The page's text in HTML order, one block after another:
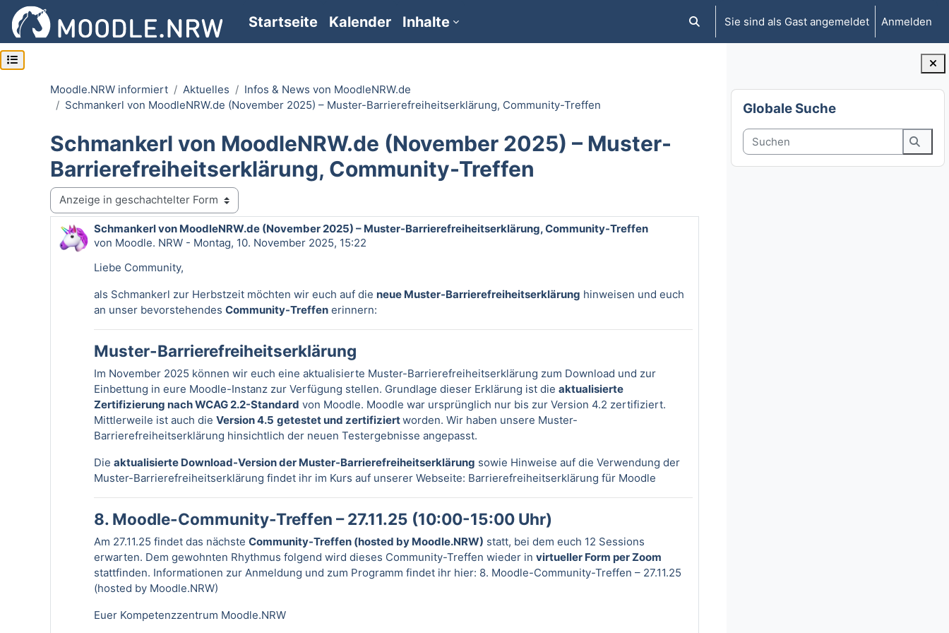
Zum Hauptinhalt
Startseite Kalender Inhalte Sucheingabe umschalten
Sie sind als Gast angemeldet Anmelden
Blöcke
Globale Suche überspringen
Globale Suche
Suchen
Kursindex öffnen
Moodle.NRW informiert Aktuelles
Infos & News von MoodleNRW.de
Schmankerl von MoodleNRW.de (November 2025) – Muster-Barrierefreiheitserklärung, Community-Treffen
Schmankerl von MoodleNRW.de (November 2025) – Muster-
Barrierefreiheitserklärung, Community-Treffen
Anzeigemodus
Schmankerl von MoodleNRW.de (November 2025) – Muster-Barrierefreiheitserklärung, Community-Treffen
von Moodle. NRW - Montag, 10. November 2025, 15:22
Anzahl Antworten: 0
Liebe Community,
als Schmankerl zur Herbstzeit möchten wir euch auf die neue Muster-Barrierefreiheitserklärung hinweisen und euch
an unser bevorstehendes Community-Treffen erinnern:
Muster-Barrierefreiheitserklärung
Im November 2025 können wir euch eine aktualisierte Muster-Barrierefreiheitserklärung zum Download und zur
Einbettung in eure Moodle-Instanz zur Verfügung stellen. Grundlage dieser Erklärung ist die aktualisierte
Zertifizierung nach WCAG 2.2-Standard von Moodle. Moodle war ursprünglich nur bis zur Version 4.2 zertifiziert.
Mittlerweile ist auch die Version 4.5 getestet und zertifiziertworden. Wir haben unsere Muster-
Barrierefreiheitserklärung hinsichtlich der neuen Testergebnisse angepasst.
Die aktualisierte Download-Version der Muster-Barrierefreiheitserklärung sowie Hinweise auf die Verwendung der
Muster-Barrierefreiheitserklärung findet ihr im Kurs auf unserer Webseite: Barrierefreiheitserklärung für Moodle
8. Moodle-Community-Treffen – 27.11.25 (10:00-15:00 Uhr)
Am 27.11.25 findet das nächste Community-Treffen (hosted by Moodle.NRW) statt, bei dem euch 12 Sessions
erwarten. Dem gewohnten Rhythmus folgend wird dieses Community-Treffen wieder in virtueller Form per Zoom
stattfinden. Informationen zur Anmeldung und zum Programm findet ihr hier: 8. Moodle-Community-Treffen – 27.11.25
(hosted by Moodle.NRW)
Euer Kompetenzzentrum Moodle.NRW